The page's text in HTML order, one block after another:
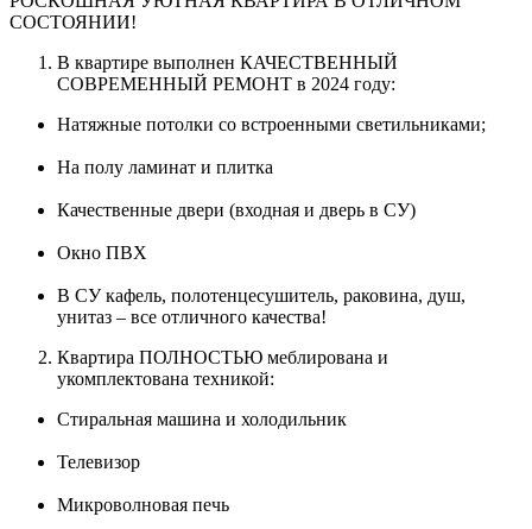
СОСТОЯНИИ!
В квартире выполнен КАЧЕСТВЕННЫЙ
СОВРЕМЕННЫЙ РЕМОНТ в 2024 году:
Натяжные потолки со встроенными светильниками;
На полу ламинат и плитка
Качественные двери (входная и дверь в СУ)
Окно ПВХ
В СУ кафель, полотенцесушитель, раковина, душ,
унитаз – все отличного качества!
Квартира ПОЛНОСТЬЮ меблирована и
укомплектована техникой:
Стиральная машина и холодильник
Телевизор
Микроволновая печь